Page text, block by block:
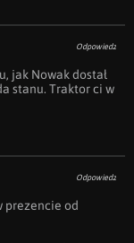
Odpowiedz
jak Nowak dostał
stanu. Traktor ci w
Odpowiedz
prezencie od